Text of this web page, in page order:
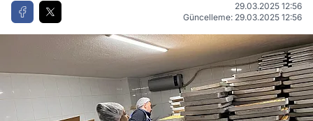
29.03.2025 12:56
Güncelleme: 29.03.2025 12:56